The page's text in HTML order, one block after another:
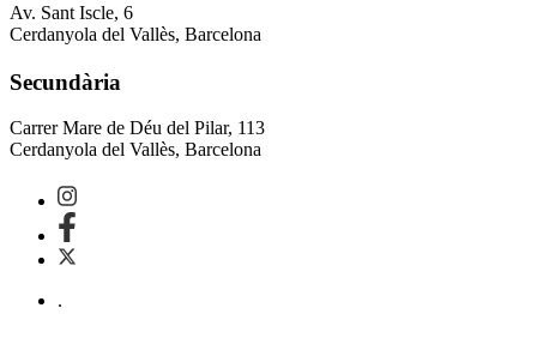
Av. Sant Iscle, 6
Cerdanyola del Vallès, Barcelona
Secundària
Carrer Mare de Déu del Pilar, 113
Cerdanyola del Vallès, Barcelona
.